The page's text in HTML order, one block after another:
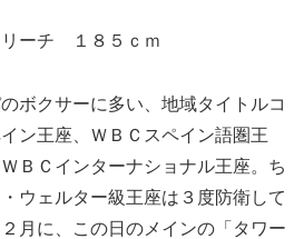
チ １８５ｃｍ
ボクサーに多い、地域タイトルコ
ン王座、ＷＢＣスペイン語圏王
ＢＣインターナショナル王座。ち
ウェルター級王座は３度防衛して
月に、この日のメインの「タワー